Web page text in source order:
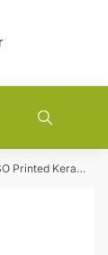
4 Seasons Outdoor